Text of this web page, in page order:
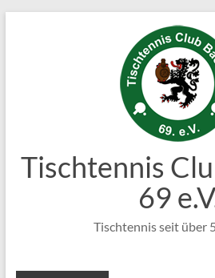
Tischtennis
69
Tischtennis seit über